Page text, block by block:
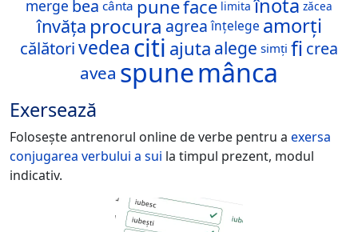
merge bea cânta puneface limita înota zăcea
învăța procura agrea înțelege amorți
călătorivedea citi ajuta alege simți fi crea
avea spunemânca
Exersează
Folosește antrenorul online de verbe pentru a exersa
conjugarea verbului a sui la timpul prezent, modul
indicativ.